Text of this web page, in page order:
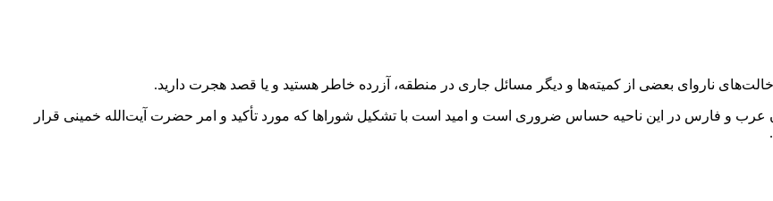
ناروای بعضی از کمیته‌ها و دیگر مسائل جاری در منطقه، آزرده خاطر هستید و یا قصد هجرت داريد.
عرب و فارس در این ناحیه حساس ضروری است و امید است با تشکیل شوراها که مورد تأکید و امر حضرت آیت‌الله خمینی قرار